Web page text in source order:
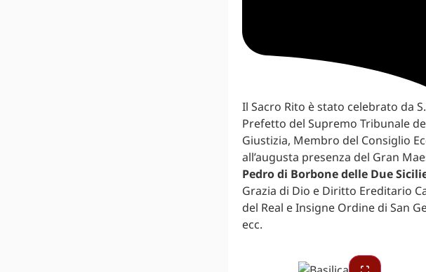
Il Sacro Rito è stato celebrato da
Prefetto del Supremo Tribunale
Giustizia, Membro del Consiglio
all’augusta presenza del Gran
Pedro di Borbone delle Due
Grazia di Dio e Diritto Ereditario
del Real e Insigne Ordine di San
ecc.